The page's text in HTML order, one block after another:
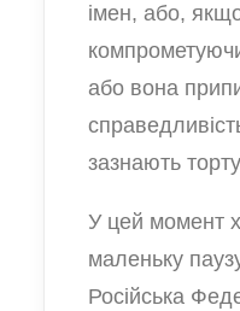
імен, або,
або вона
зазнають
У цей момент
маленьку
Російська